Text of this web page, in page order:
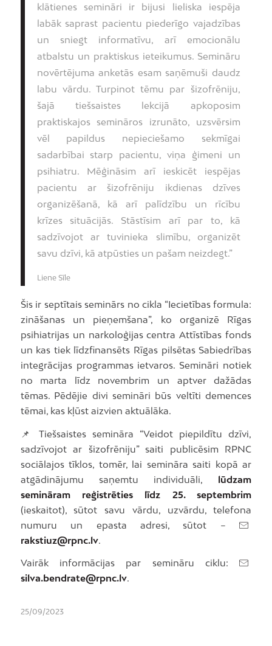
klātienes semināri ir bijusi lieliska iespēja
labāk saprast pacientu piederīgo vajadzības
un sniegt informatīvu, arī emocionālu
atbalstu un praktiskus ieteikumus. Semināru
novērtējuma anketās esam saņēmuši daudz
labu vārdu. Turpinot tēmu par šizofrēniju,
šajā tiešsaistes lekcijā apkoposim
praktiskajos semināros izrunāto, uzsvērsim
vēl papildus nepieciešamo sekmīgai
sadarbībai starp pacientu, viņa ģimeni un
psihiatru. Mēģināsim arī ieskicēt iespējas
pacientu ar šizofrēniju ikdienas dzīves
organizēšanā, kā arī palīdzību un rīcību
krīzes situācijās. Stāstīsim arī par to, kā
sadzīvojot ar tuvinieka slimību, organizēt
savu dzīvi, kā atpūsties un pašam neizdegt.”
Liene Sīle
Šis ir septītais seminārs no cikla “Iecietības formula:
zināšanas un pieņemšana”, ko organizē Rīgas
psihiatrijas un narkoloģijas centra Attīstības fonds
un kas tiek līdzfinansēts Rīgas pilsētas Sabiedrības
integrācijas programmas ietvaros. Semināri notiek
no marta līdz novembrim un aptver dažādas
tēmas. Pēdējie divi semināri būs veltīti demences
tēmai, kas kļūst aizvien aktuālāka.
📌 Tiešsaistes semināra “Veidot piepildītu dzīvi,
sadzīvojot ar šizofrēniju” saiti publicēsim RPNC
sociālajos tīklos, tomēr, lai semināra saiti kopā ar
atgādinājumu saņemtu individuāli, lūdzam
semināram reģistrēties līdz 25. septembrim
(ieskaitot), sūtot savu vārdu, uzvārdu, telefona
numuru un epasta adresi, sūtot –
rakstiuz@rpnc.lv.
Vairāk informācijas par semināru ciklu:
silva.bendrate@rpnc.lv.
25/09/2023